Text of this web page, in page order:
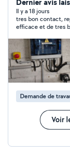
qu'en tertiaire. Installations électriques neuves et mises
aux normes
électriques et
sécurité
vidéophonie,
(branchements
distribution
conformité. Que vous soyez un particulier pour vos
travaux à
un travail
vigueur.
Il y a 18 jours
tres bon contact,
efficace et de tres
Demande de
Voir